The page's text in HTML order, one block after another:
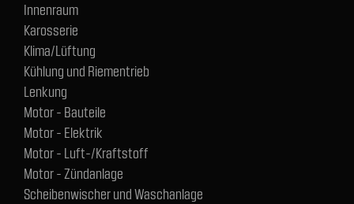
Innenraum
Karosserie
Klima/Lüftung
Kühlung und Riementrieb
Lenkung
Motor - Bauteile
Motor - Elektrik
Motor - Luft-/Kraftstoff
Motor - Zündanlage
Scheibenwischer und Waschanlage